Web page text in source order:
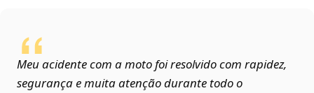
Meu acidente com a moto foi resolvido com rapidez,
segurança e muita atenção durante todo o